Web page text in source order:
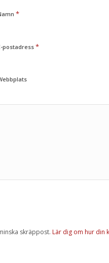
*
postadress *
skräppost. Lär dig om hur din